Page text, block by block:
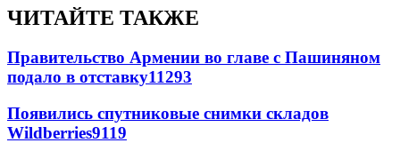
ЧИТАЙТЕ ТАКЖЕ
Правительство Армении во главе с Пашиняном
подало в отставку11293
Появились спутниковые снимки складов
Wildberries9119